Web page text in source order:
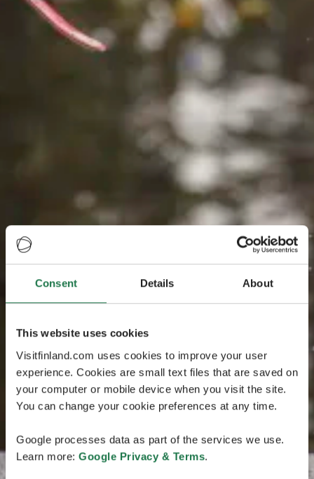
Consent Details About
This website uses cookies
Visitfinland.com uses cookies to improve your user
experience. Cookies are small text files that are saved on
your computer or mobile device when you visit the site.
You can change your cookie preferences at any time.
Google processes data as part of the services we use.
Learn more: Google Privacy & Terms.